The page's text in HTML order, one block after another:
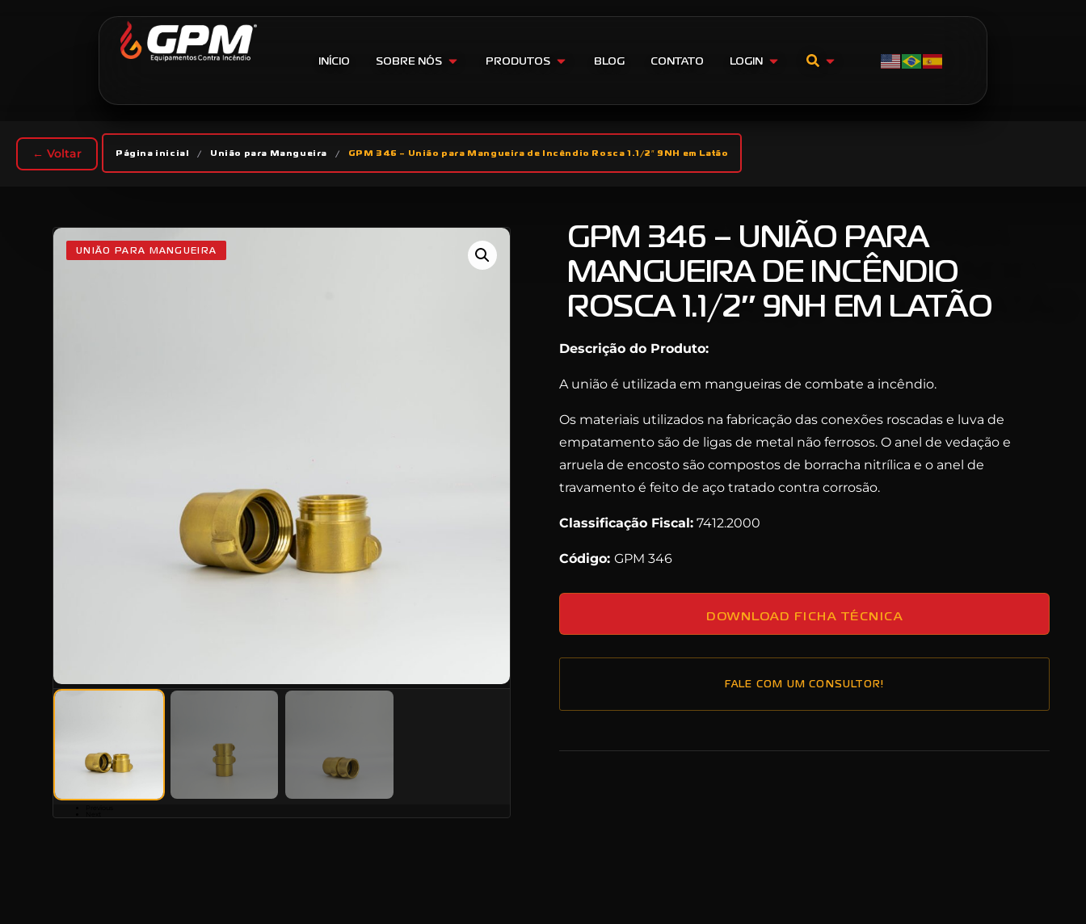
INÍCIO SOBRE NÓS PRODUTOS BLOG CONTATO LOGIN
← Voltar Página inicial / União para Mangueira / GPM 346 – União para Mangueira de Incêndio Rosca 1.1/2″ 9NH em Latão
UNIÃO PARA MANGUEIRA
GPM 346 – UNIÃO PARA
MANGUEIRA DE INCÊNDIO
ROSCA 1.1/2″ 9NH EM LATÃO
Descrição do Produto:
A união é utilizada em mangueiras de combate a incêndio.
Os materiais utilizados na fabricação das conexões roscadas e luva de
empatamento são de ligas de metal não ferrosos. O anel de vedação e
arruela de encosto são compostos de borracha nitrílica e o anel de
travamento é feito de aço tratado contra corrosão.
Classificação Fiscal: 7412.2000
Código: GPM 346
DOWNLOAD FICHA TÉCNICA
FALE COM UM CONSULTOR!